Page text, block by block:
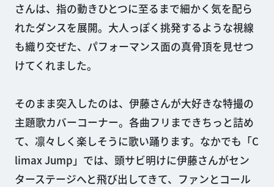
さんは、指の動きひとつに至るまで細かく気を配ら
れたダンスを展開。大人っぽく挑発するような視線
も織り交ぜた、パフォーマンス面の真骨頂を見せつ
けてくれました。
そのまま突入したのは、伊藤さんが大好きな特撮の
主題歌カバーコーナー。各曲フリまできちっと詰め
て、凛々しく楽しそうに歌い踊ります。なかでも「C
limax Jump」では、頭サビ明けに伊藤さんがセン
ターステージへと飛び出してきて、ファンとコール